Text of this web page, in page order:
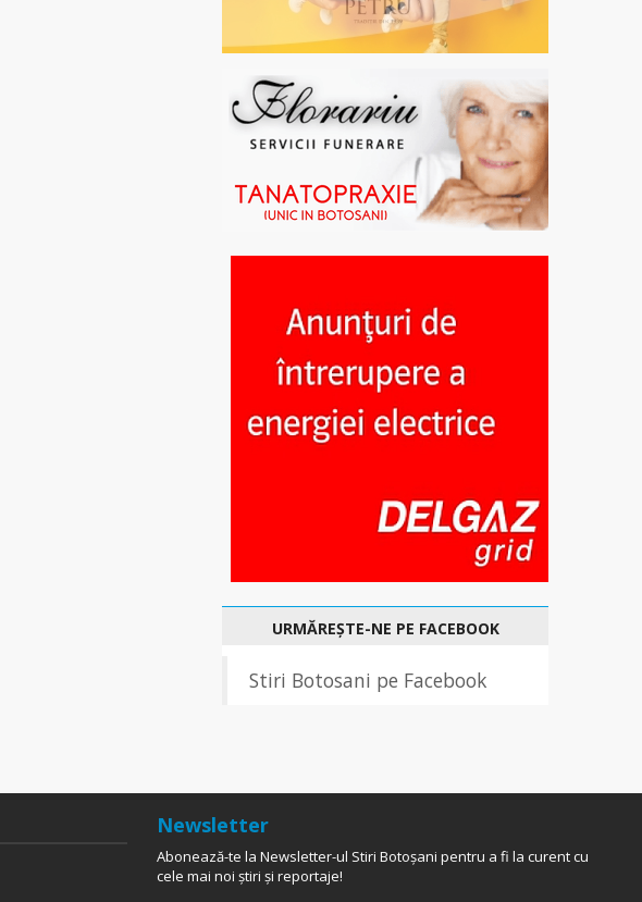
URMĂREȘTE-NE PE FACEBOOK
Stiri Botosani pe Facebook
Newsletter
Abonează-te la Newsletter-ul Stiri Botoșani pentru a fi la curent cu
cele mai noi știri și reportaje!